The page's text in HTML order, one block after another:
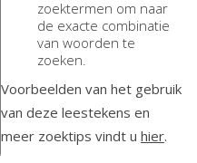
zoektermen om naar
de exacte combinatie
van woorden te
zoeken.
Voorbeelden van het gebruik
van deze leestekens en
meer zoektips vindt u hier.